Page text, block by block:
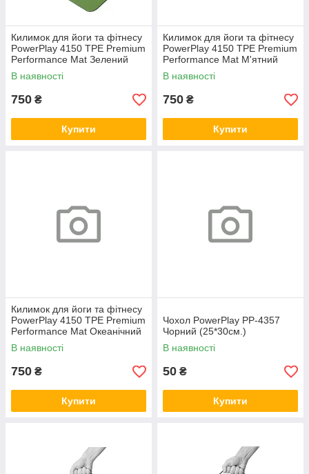
Килимок для йоги та фітнесу
PowerPlay 4150 TPE Premium
Performance Mat Зелений
(183x61x0.6 см.)
В наявності
750 ₴
Купити
Килимок для йоги та фітнесу
PowerPlay 4150 TPE Premium
Performance Mat М'ятний
(183x61x0.6 см.)
В наявності
750 ₴
Купити
Килимок для йоги та фітнесу
PowerPlay 4150 TPE Premium
Performance Mat Океанічний
(183x61x0.6 см.)
В наявності
750 ₴
Купити
Чохол PowerPlay PP-4357
Чорний (25*30см.)
В наявності
50 ₴
Купити